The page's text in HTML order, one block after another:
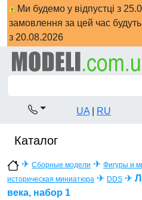
Ми будемо у відпустці з
замовлення за цей час
з 20.08.2026
UA RU
Каталог
✈ Сборные модели ✈ Фигуры и
историческая миниатюра ✈ DDS ✈
века, набор 1